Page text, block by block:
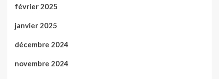
février 2025
janvier 2025
décembre 2024
novembre 2024